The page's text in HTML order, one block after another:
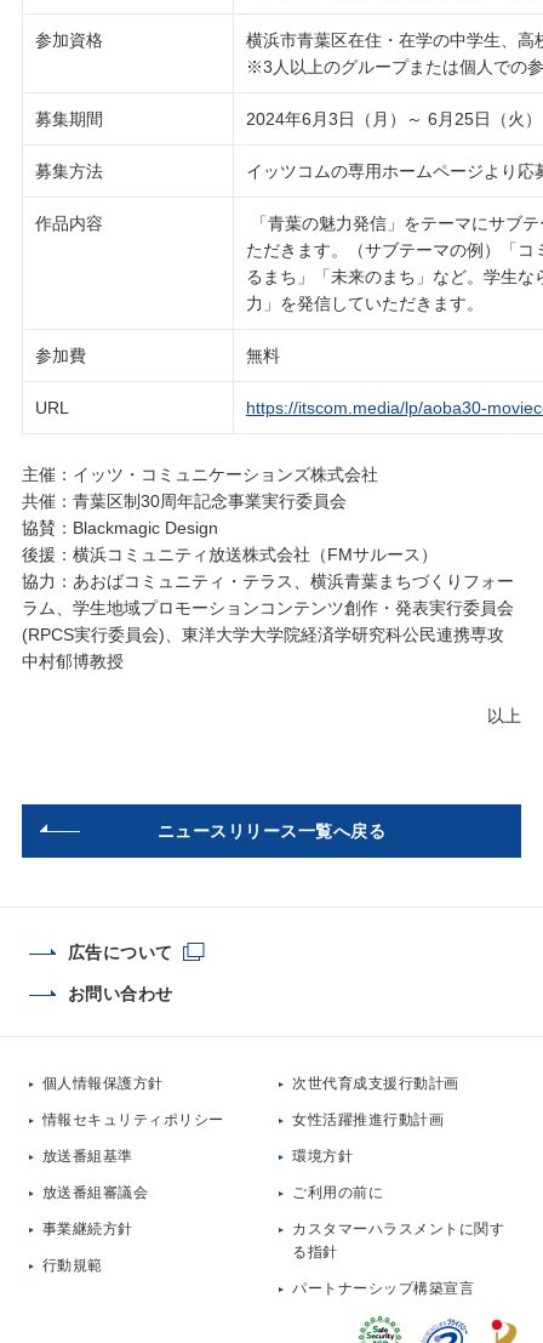
参加資格
横浜市青葉区在住・在学の中学生、高
※3人以上のグループまたは個人での
募集期間 2024年6月3日（月）～ 6月25日（火）
募集方法 イッツコムの専用ホームページより応
作品内容
「青葉の魅力発信」をテーマにサブ
ただきます。（サブテーマの例）「
るまち」「未来のまち」など。学生
力」を発信していただきます。
参加費 無料
URL https://itscom.media/lp/aoba30-
主催：イッツ・コミュニケーションズ株式会社
共催：青葉区制30周年記念事業実行委員会
協賛：Blackmagic Design
後援：横浜コミュニティ放送株式会社（FMサルース）
協力：あおばコミュニティ・テラス、横浜青葉まちづくりフォー
ラム、学生地域プロモーションコンテンツ創作・発表実行委員会
(RPCS実行委員会)、東洋大学大学院経済学研究科公民連携専攻
中村郁博教授
以上
ニュースリリース一覧へ戻る
広告について
お問い合わせ
個人情報保護方針
情報セキュリティポリシー
放送番組基準
放送番組審議会
事業継続方針
行動規範
次世代育成支援行動計画
女性活躍推進行動計画
環境方針
ご利用の前に
カスタマーハラスメントに関す
る指針
パートナーシップ構築宣言